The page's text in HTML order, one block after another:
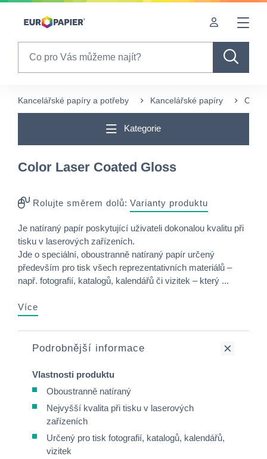
Table Of Content
Kancelářské papíry a potřeby Kancelářské papíry
Kategorie
Color Laser Coated Gloss
Rolujte směrem dolů: Varianty produktu
Je natíraný papír poskytující uživateli dokonalou kvalitu při
tisku v laserových zařízeních.
Jde o speciální, oboustranně natíraný papír určený
především pro tisk všech reprezentativních materiálů –
např. fotografií, katalogů, kalendářů či vizitek – který ...
Více
Podrobnější informace
Vlastnosti produktu
Oboustranně natíraný
Nejvyšší kvalita při tisku v laserových
zařízeních
Určený pro tisk fotografií, katalogů, kalendářů,
vizitek